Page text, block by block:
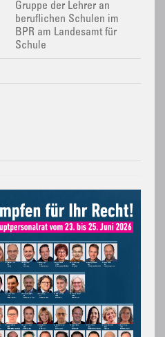
Gruppe der Lehrer an
beruflichen Schulen im
BPR am Landesamt für
Schule